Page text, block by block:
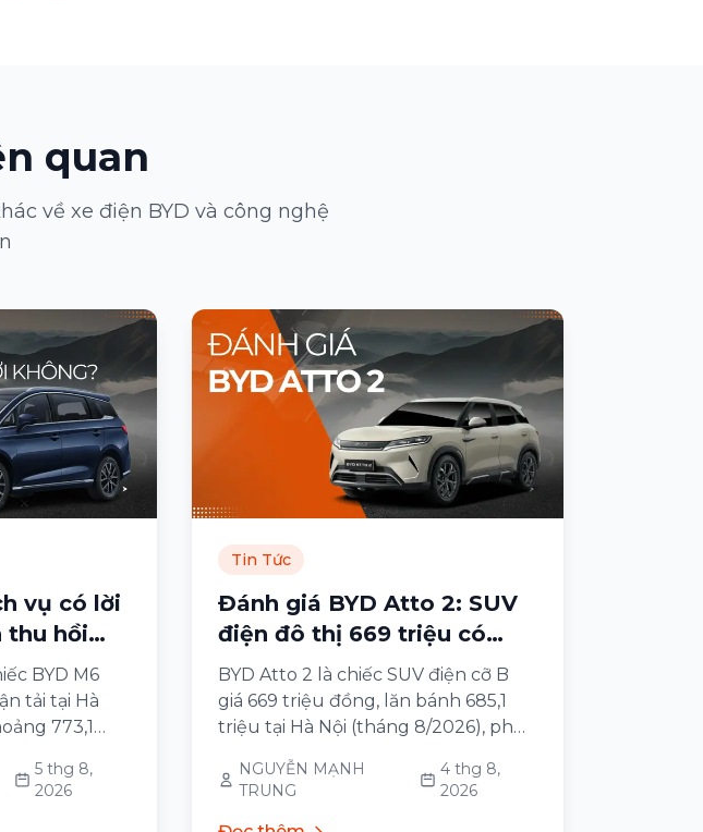
quan
về xe điện BYD và công nghệ
vụ có lời
thu hồi
BYD M6
tải tại Hà
773,1
cường độ
5 thg 8,
2026
Tin Tức
Đánh giá BYD Atto 2: SUV
điện đô thị 669 triệu có
tốt?
BYD Atto 2 là chiếc SUV điện cỡ B
giá 669 triệu đồng, lăn bánh 685,1
triệu tại Hà Nội (tháng 8/2026), phù
sống ở thành phố, đi lại 30–60 km
NGUYỄN MẠNH
TRUNG
4 thg 8,
2026